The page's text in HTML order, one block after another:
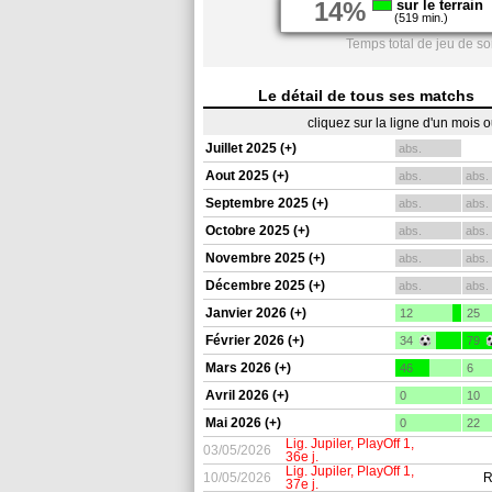
14% sur le terrain
(519 min.)
Temps total de jeu de
Le détail de tous ses matchs
cliquez sur la ligne d'un mois
Juillet 2025 (+)
abs.
Aout 2025 (+) abs. abs.
Septembre 2025 (+) abs. abs.
Octobre 2025 (+) abs. abs.
Novembre 2025 (+) abs. abs.
Décembre 2025 (+) abs. abs.
Janvier 2026 (+) 12 25
Février 2026 (+) 34 79
Mars 2026 (+) 46 6
Avril 2026 (+) 0 10
Mai 2026 (+) 0 22
03/05/2026
Lig. Jupiler, PlayOff 1,
36e j.
10/05/2026
Lig. Jupiler, PlayOff 1,
37e j.